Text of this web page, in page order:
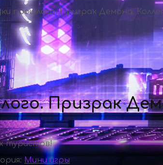
прошлого. Призрак Демона.
Призрак
туристов!
Мини игры